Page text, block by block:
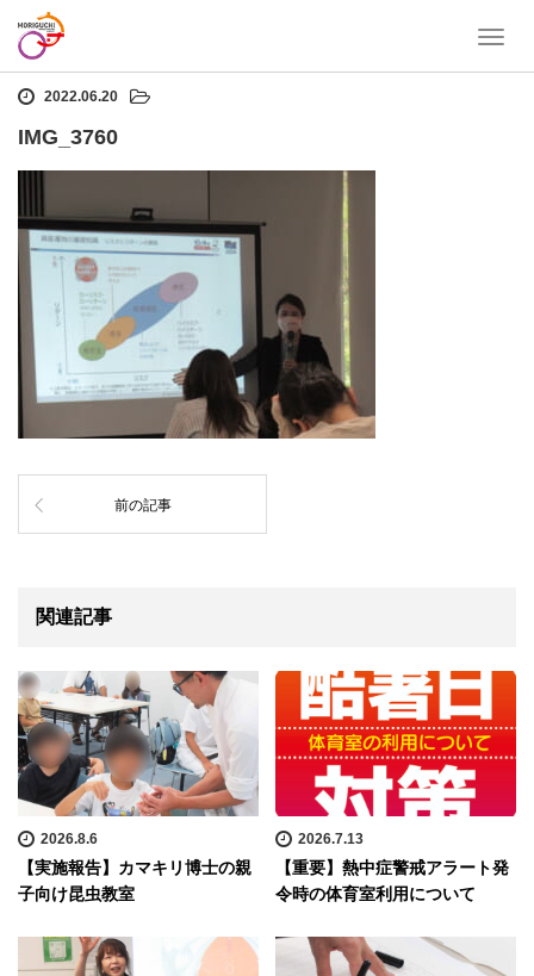
T
ホーム
2022.06.20
IMG_3760
前の記事
関連記事
2026.8.6
【実施報告】カマキリ博士の親
子向け昆虫教室
2026.7.13
【重要】熱中症警戒アラート発
令時の体育室利用について